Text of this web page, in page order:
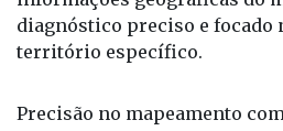
informações geográficas do
diagnóstico preciso e focado